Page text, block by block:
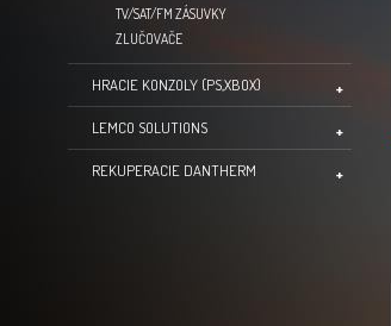
TV/SAT/FM ZÁSUVKY
ZLUČOVAČE
HRACIE KONZOLY (PS,XBOX)
LEMCO SOLUTIONS
REKUPERACIE DANTHERM